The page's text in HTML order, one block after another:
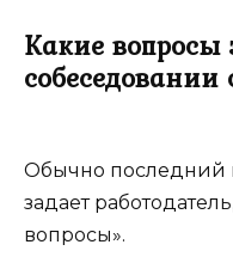
Какие вопросы
собеседовании
Обычно последний
задает
вопросы».